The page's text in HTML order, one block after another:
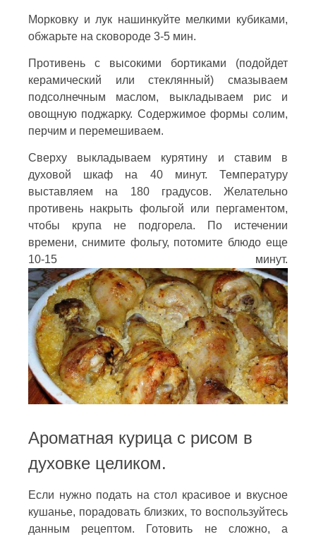
Морковку и лук нашинкуйте мелкими кубиками,
обжарьте на сковороде 3-5 мин.
Противень с высокими бортиками (подойдет
керамический или стеклянный) смазываем
подсолнечным маслом, выкладываем рис и
овощную поджарку. Содержимое формы солим,
перчим и перемешиваем.
Сверху выкладываем курятину и ставим в
духовой шкаф на 40 минут. Температуру
выставляем на 180 градусов. Желательно
противень накрыть фольгой или пергаментом,
чтобы крупа не подгорела. По истечении
времени, снимите фольгу, потомите блюдо еще
10-15 минут.
Ароматная курица с рисом в
духовке целиком.
Если нужно подать на стол красивое и вкусное
кушанье, порадовать близких, то воспользуйтесь
данным рецептом. Готовить не сложно, а